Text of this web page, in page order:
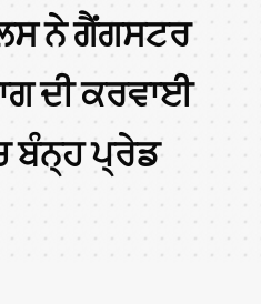
ਨੇ ਗੈਂਗਸਟਰ
ਦੀ ਕਰਵਾਈ
ਬੰਨ੍ਹ ਪ੍ਰੇਡ